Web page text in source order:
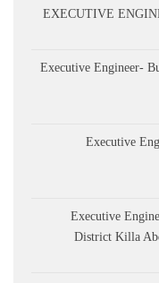
EXECUTIVE
Executive Engineer-
Executive
Executive
District Killa